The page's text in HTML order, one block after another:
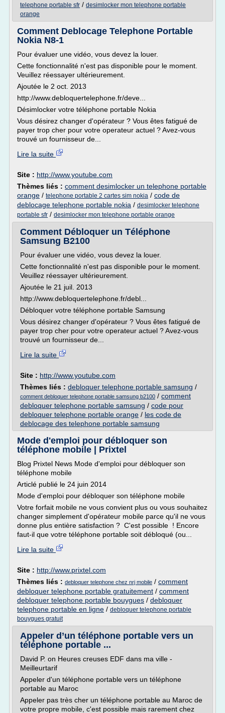
telephone portable sfr / desimlocker mon telephone portable
orange
Comment Deblocage Telephone Portable
Nokia N8-1
Pour évaluer une vidéo, vous devez la louer.
Cette fonctionnalité n'est pas disponible pour le moment.
Veuillez réessayer ultérieurement.
Ajoutée le 2 oct. 2013
http://www.debloquertelephone.fr/deve...
Désimlocker votre téléphone portable Nokia
Vous désirez changer d'opérateur ? Vous êtes fatigué de
payer trop cher pour votre operateur actuel ? Avez-vous
trouvé un fournisseur de...
Lire la suite
Site : http://www.youtube.com
Thèmes liés : comment desimlocker un telephone portable
orange / telephone portable 2 cartes sim nokia / code de
deblocage telephone portable nokia / desimlocker telephone
portable sfr / desimlocker mon telephone portable orange
Comment Débloquer un Téléphone
Samsung B2100
Pour évaluer une vidéo, vous devez la louer.
Cette fonctionnalité n'est pas disponible pour le moment.
Veuillez réessayer ultérieurement.
Ajoutée le 21 juil. 2013
http://www.debloquertelephone.fr/debl...
Débloquer votre téléphone portable Samsung
Vous désirez changer d'opérateur ? Vous êtes fatigué de
payer trop cher pour votre operateur actuel ? Avez-vous
trouvé un fournisseur de...
Lire la suite
Site : http://www.youtube.com
Thèmes liés : debloquer telephone portable samsung /
comment debloquer telephone portable samsung b2100 / comment
debloquer telephone portable samsung / code pour
debloquer telephone portable orange / les code de
deblocage des telephone portable samsung
Mode d'emploi pour débloquer son
téléphone mobile | Prixtel
Blog Prixtel News Mode d'emploi pour débloquer son
téléphone mobile
Articlé publié le 24 juin 2014
Mode d'emploi pour débloquer son téléphone mobile
Votre forfait mobile ne vous convient plus ou vous souhaitez
changer simplement d'opérateur mobile parce qu'il ne vous
donne plus entière satisfaction ? C'est possible ! Encore
faut-il que votre téléphone portable soit débloqué (ou...
Lire la suite
Site : http://www.prixtel.com
Thèmes liés : debloquer telephone chez nrj mobile / comment
debloquer telephone portable gratuitement / comment
debloquer telephone portable bouygues / debloquer
telephone portable en ligne / debloquer telephone portable
bouygues gratuit
Appeler d’un téléphone portable vers un
téléphone portable ...
David P. on Heures creuses EDF dans ma ville -
Meilleurtarif
Appeler d'un téléphone portable vers un téléphone
portable au Maroc
Appeler pas très cher un téléphone portable au Maroc de
votre propre mobile, c'est possible mais rarement chez